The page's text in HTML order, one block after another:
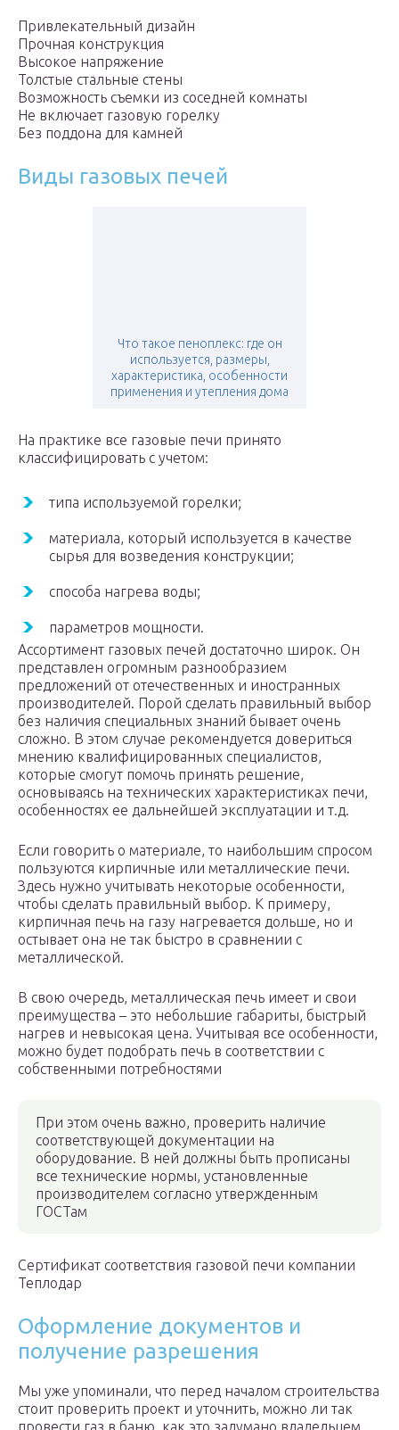
Привлекательный дизайн
Прочная конструкция
Высокое напряжение
Толстые стальные стены
Возможность съемки из соседней комнаты
Не включает газовую горелку
Без поддона для камней
Виды газовых печей
Что такое пеноплекс: где он
используется, размеры,
характеристика, особенности
применения и утепления дома
На практике все газовые печи принято
классифицировать с учетом:
типа используемой горелки;
материала, который используется в качестве
сырья для возведения конструкции;
способа нагрева воды;
параметров мощности.
Ассортимент газовых печей достаточно широк. Он
представлен огромным разнообразием
предложений от отечественных и иностранных
производителей. Порой сделать правильный выбор
без наличия специальных знаний бывает очень
сложно. В этом случае рекомендуется довериться
мнению квалифицированных специалистов,
которые смогут помочь принять решение,
основываясь на технических характеристиках печи,
особенностях ее дальнейшей эксплуатации и т.д.
Если говорить о материале, то наибольшим спросом
пользуются кирпичные или металлические печи.
Здесь нужно учитывать некоторые особенности,
чтобы сделать правильный выбор. К примеру,
кирпичная печь на газу нагревается дольше, но и
остывает она не так быстро в сравнении с
металлической.
В свою очередь, металлическая печь имеет и свои
преимущества – это небольшие габариты, быстрый
нагрев и невысокая цена. Учитывая все особенности,
можно будет подобрать печь в соответствии с
собственными потребностями
При этом очень важно, проверить наличие
соответствующей документации на
оборудование. В ней должны быть прописаны
все технические нормы, установленные
производителем согласно утвержденным
ГОСТам
Сертификат соответствия газовой печи компании
Теплодар
Оформление документов и
получение разрешения
Мы уже упоминали, что перед началом строительства
стоит проверить проект и уточнить, можно ли так
провести газ в баню, как это задумано владельцем.